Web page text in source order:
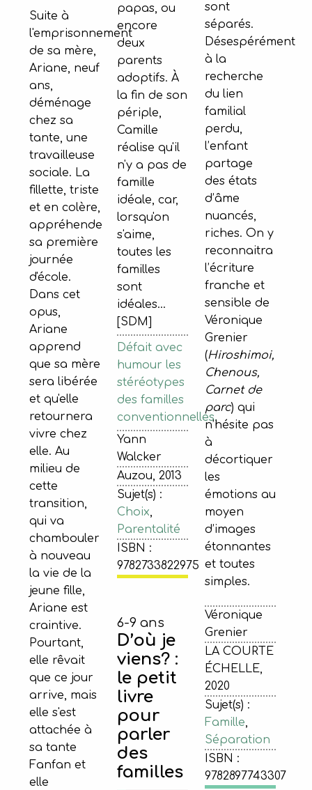
Suite à
l'emprisonnement
de sa mère,
Ariane, neuf
ans,
déménage
chez sa
tante, une
travailleuse
sociale. La
fillette, triste
et en colère,
appréhende
sa première
journée
d'école.
Dans cet
opus,
Ariane
apprend
que sa mère
sera libérée
et qu'elle
retournera
vivre chez
elle. Au
milieu de
cette
transition,
qui va
chambouler
à nouveau
la vie de la
jeune fille,
Ariane est
craintive.
Pourtant,
elle rêvait
que ce jour
arrive, mais
elle s'est
attachée à
sa tante
Fanfan et
elle
papas, ou
encore
deux
parents
adoptifs. À
la fin de son
périple,
Camille
réalise qu'il
n'y a pas de
famille
idéale, car,
lorsqu'on
s'aime,
toutes les
familles
sont
idéales...
[SDM]
Défait avec
humour les
stéréotypes
des familles
conventionnelles.
Yann
Walcker
Auzou, 2013
Sujet(s) :
Choix,
Parentalité
ISBN :
9782733822975
sont
séparés.
Désespérément
à la
recherche
du lien
familial
perdu,
l’enfant
partage
des états
d’âme
nuancés,
riches. On y
reconnaitra
l’écriture
franche et
sensible de
Véronique
Grenier
(Hiroshimoi,
Chenous,
Carnet de
parc) qui
n’hésite pas
à
décortiquer
les
émotions au
moyen
d’images
étonnantes
et toutes
simples.
Véronique
Grenier
LA COURTE
ÉCHELLE,
2020
Sujet(s) :
Famille,
Séparation
ISBN :
9782897743307
6-9 ans
D’où je
viens? :
le petit
livre
pour
parler
des
familles